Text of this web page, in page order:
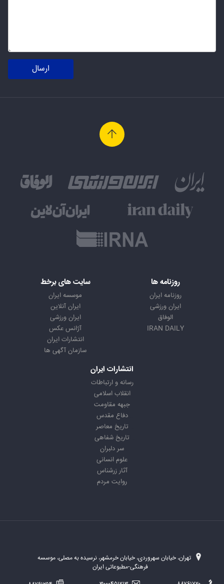
ارسال
روزنامه ها
روزنامه ایران
ایران ورزشی
الوفاق
IRAN DAILY
سایت های برخط
موسسه ایران
ایران آنلاین
ایران ورزشی
آژانس عکس
انتشارات ایران
سازمان آگهی ها
انتشارات ایران
رسانه و ارتباطات
انقلاب اسلامی
جبهه مقاومت
دفاع مقدس
تاریخ معاصر
تاریخ شفاهی
سر دلبران
علوم انسانی
آثار زرشناس
روایت مردم
تهران، خیابان سهروردی، خیابان خرمشهر، نرسیده به مصلی، موسسه
فرهنگی-مطبوعاتی ایران